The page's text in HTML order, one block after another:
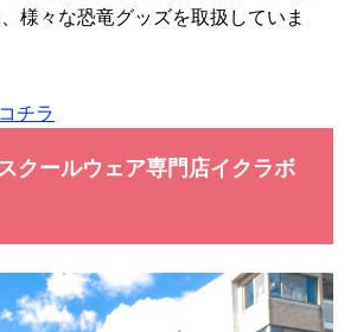
様々な恐竜グッズを取扱していま
チラ
クールウェア専門店イクラボ